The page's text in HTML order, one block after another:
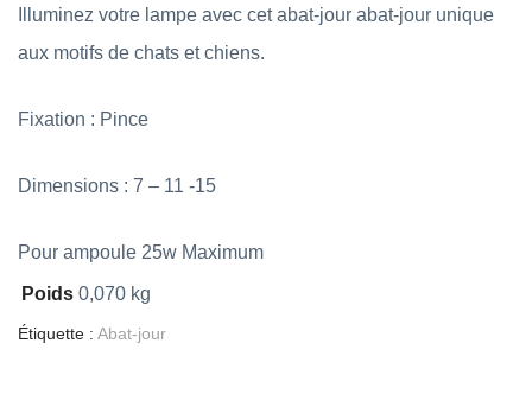
Illuminez votre lampe avec cet abat-jour abat-jour unique
aux motifs de chats et chiens.
Fixation : Pince
Dimensions : 7 – 11 -15
Pour ampoule 25w Maximum
Poids 0,070 kg
Étiquette : Abat-jour